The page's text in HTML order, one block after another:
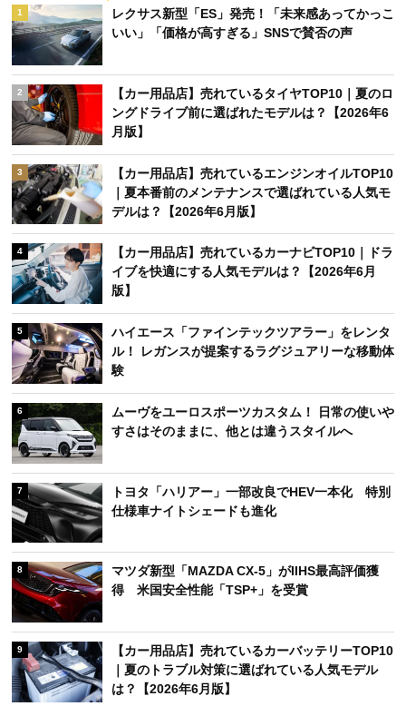
1
レクサス新型「ES」発売！「未来感あってかっこ
いい」「価格が高すぎる」SNSで賛否の声
2
【カー用品店】売れているタイヤTOP10｜夏のロ
ングドライブ前に選ばれたモデルは？【2026年6
月版】
3
【カー用品店】売れているエンジンオイルTOP10
｜夏本番前のメンテナンスで選ばれている人気モ
デルは？【2026年6月版】
4
【カー用品店】売れているカーナビTOP10｜ドラ
イブを快適にする人気モデルは？【2026年6月
版】
5
ハイエース「ファインテックツアラー」をレンタ
ル！ レガンスが提案するラグジュアリーな移動体
験
6
ムーヴをユーロスポーツカスタム！ 日常の使いや
すさはそのままに、他とは違うスタイルへ
7
トヨタ「ハリアー」一部改良でHEV一本化 特別
仕様車ナイトシェードも進化
8
マツダ新型「MAZDA CX-5」がIIHS最高評価獲
得 米国安全性能「TSP+」を受賞
9
【カー用品店】売れているカーバッテリーTOP10
｜夏のトラブル対策に選ばれている人気モデル
は？【2026年6月版】